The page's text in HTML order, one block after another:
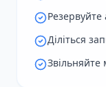
Резервуйте
Діліться
Звільняйте